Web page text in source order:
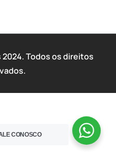
Todos os direitos
CONOSCO